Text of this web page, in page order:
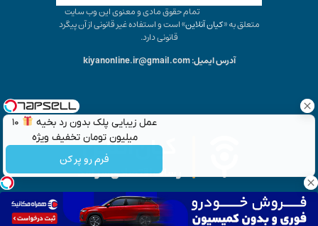
عمل زیبایی پلک بدون رد بخیه
۱۰
میلیون تومان تخفیف ویژه
فرم رو پر کن
تمام حقوق مادی و معنوی این وب سایت
متعلق به «کیان آنلاین» است و استفاده غیر قانونی از آن پیگرد
قانونی دارد.
آدرس ایمیل: kiyanonline.ir@gmail.com